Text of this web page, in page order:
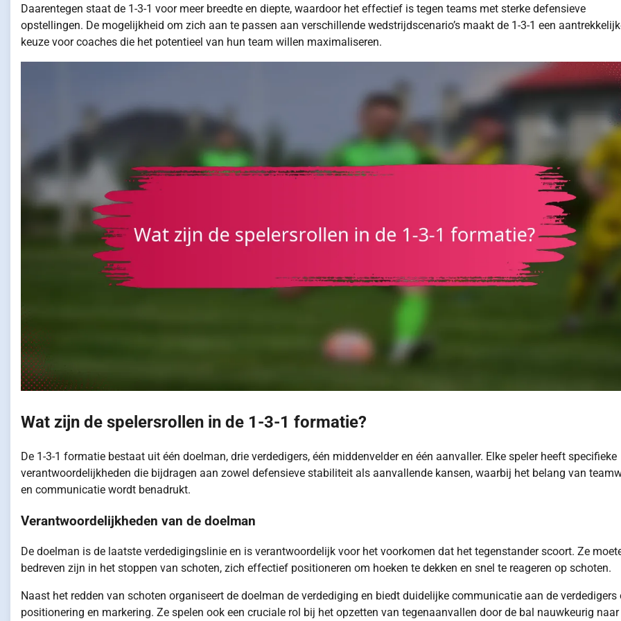
Daarentegen staat de 1-3-1 voor meer breedte en diepte, waardoor het effectief is tegen teams met sterke defensieve
opstellingen. De mogelijkheid om zich aan te passen aan verschillende wedstrijdscenario’s maakt de 1-3-1 een
keuze voor coaches die het potentieel van hun team willen maximaliseren.
Wat zijn de spelersrollen in de 1-3-1 formatie?
De 1-3-1 formatie bestaat uit één doelman, drie verdedigers, één middenvelder en één aanvaller. Elke speler heeft specifieke
verantwoordelijkheden die bijdragen aan zowel defensieve stabiliteit als aanvallende kansen, waarbij het belang van
en communicatie wordt benadrukt.
Verantwoordelijkheden van de doelman
De doelman is de laatste verdedigingslinie en is verantwoordelijk voor het voorkomen dat het tegenstander scoort. Ze
bedreven zijn in het stoppen van schoten, zich effectief positioneren om hoeken te dekken en snel te reageren op schoten.
Naast het redden van schoten organiseert de doelman de verdediging en biedt duidelijke communicatie aan de verdedigers
positionering en markering. Ze spelen ook een cruciale rol bij het opzetten van tegenaanvallen door de bal nauwkeurig naar